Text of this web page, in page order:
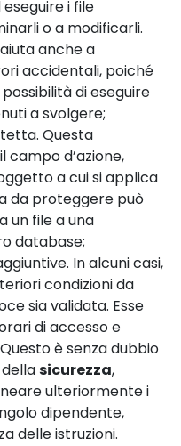
i file
o a modificarli.
anche a
accidentali, poiché
di eseguire
a svolgere;
Questa
d’azione,
a cui si applica
da proteggere può
un file a una
database;
In alcuni casi,
condizioni da
sia validata. Esse
di accesso e
è senza dubbio
sicurezza,
ulteriormente i
dipendente,
delle istruzioni.